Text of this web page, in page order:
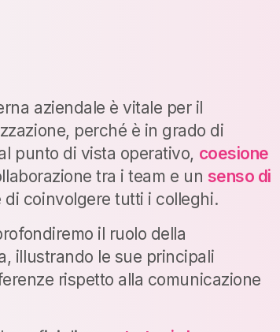
aziendale è vitale per il
perché è in grado di
punto di vista operativo, coesione
tra i team e un senso di
di coinvolgere tutti i colleghi.
il ruolo della
illustrando le sue principali
rispetto alla comunicazione